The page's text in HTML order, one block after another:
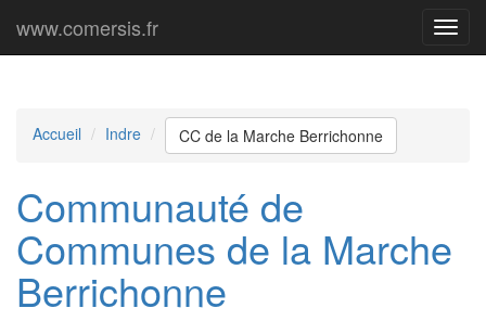
Menu
www.comersis.fr
Accueil Indre CC de la Marche Berrichonne
Communauté de
Communes de la Marche
Berrichonne